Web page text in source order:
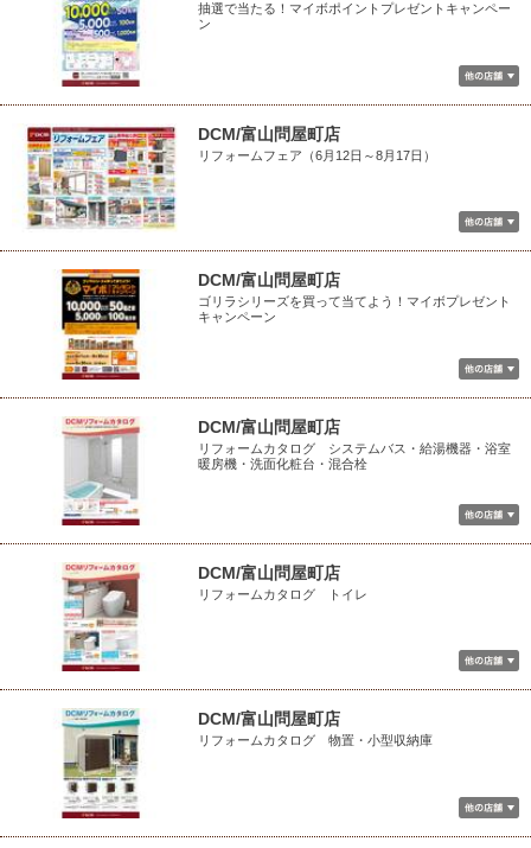
抽選で当たる！マイボポイントプレゼントキャンペー
ン
DCM/富山問屋町店
リフォームフェア（6月12日～8月17日）
DCM/富山問屋町店
ゴリラシリーズを買って当てよう！マイボプレゼント
キャンペーン
DCM/富山問屋町店
リフォームカタログ システムバス・給湯機器・浴室
暖房機・洗面化粧台・混合栓
DCM/富山問屋町店
リフォームカタログ トイレ
DCM/富山問屋町店
リフォームカタログ 物置・小型収納庫